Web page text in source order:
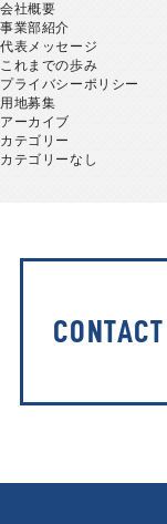
会社概要
事業部紹介
代表メッセージ
これまでの歩み
プライバシーポリシー
用地募集
アーカイブ
カテゴリー
カテゴリーなし
CONTACT